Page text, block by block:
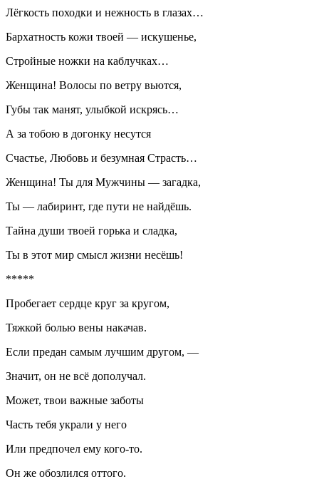
Лёгкость походки и нежность в глазах…
Бархатность кожи твоей — искушенье,
Стройные ножки на каблучках…
Женщина! Волосы по ветру вьются,
Губы так манят, улыбкой искрясь…
А за тобою в догонку несутся
Счастье, Любовь и безумная Страсть…
Женщина! Ты для Мужчины — загадка,
Ты — лабиринт, где пути не найдёшь.
Тайна души твоей горька и сладка,
Ты в этот мир смысл жизни несёшь!
*****
Пробегает сердце круг за кругом,
Тяжкой болью вены накачав.
Если предан самым лучшим другом, —
Значит, он не всё дополучал.
Может, твои важные заботы
Часть тебя украли у него
Или предпочел ему кого-то.
Он же обозлился оттого.